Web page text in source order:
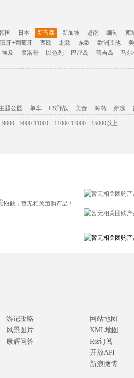
国 日本 新马泰 新加坡 越南 缅甸 柬
牙+葡萄牙 西欧 北欧 东欧 欧洲其他
埃及 摩洛哥 以色列 巴厘岛 普吉岛 马尔
主题公园 单车 CS野战 美食 海岛 穿越
9000 9000-11000 11000-13000
15000以上
游记攻略
风景图片
康辉问答
网站地图
XML地图
Rss订阅
开放API
新浪微博